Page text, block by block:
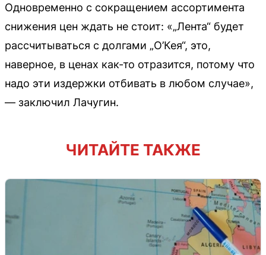
Одновременно с сокращением ассортимента
снижения цен ждать не стоит: «„Лента“ будет
рассчитываться с долгами „О’Кея“, это,
наверное, в ценах как-то отразится, потому что
надо эти издержки отбивать в любом случае»,
— заключил Лачугин.
ЧИТАЙТЕ ТАКЖЕ